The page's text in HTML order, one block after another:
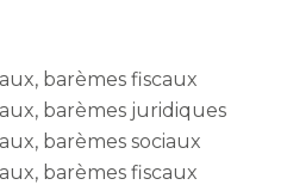
barèmes fiscaux
barèmes juridiques
barèmes sociaux
barèmes fiscaux